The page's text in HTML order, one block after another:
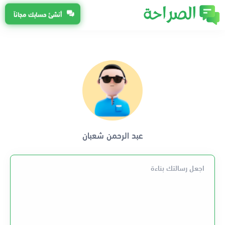
أنشئ حسابك مجاناً
عبد الرحمن شعبان